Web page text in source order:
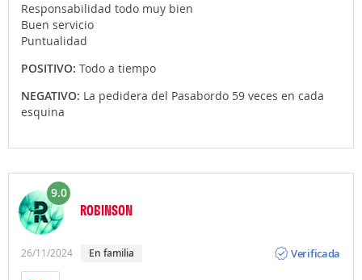
Responsabilidad todo muy bien
Buen servicio
Puntualidad
POSITIVO: Todo a tiempo
NEGATIVO: La pedidera del Pasabordo 59 veces en cada
esquina
9.0
ROBINSON
26/11/2024 en familia
Verificada